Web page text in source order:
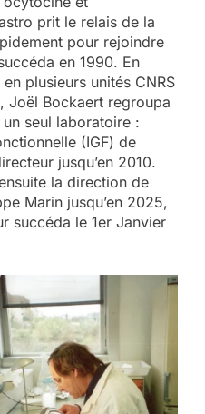
prit le relais de la
pour rejoindre
en 1990. En
plusieurs unités CNRS
Joël Bockaert regroupa
seul laboratoire :
(IGF) de
jusqu’en 2010.
la direction de
Marin jusqu’en 2025,
succéda le 1er Janvier